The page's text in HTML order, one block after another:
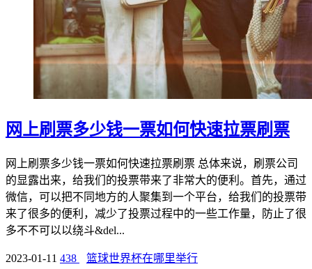
网上刷票多少钱一票如何快速拉票刷票
网上刷票多少钱一票如何快速拉票刷票 总体来说，刷票公司
的显露出来，给我们的投票带来了非常大的便利。首先，通过
微信，可以把不同地方的人聚集到一个平台，给我们的投票带
来了很多的便利，减少了投票过程中的一些工作量，防止了很
多不不可以以绕斗&del...
2023-01-11 438 篮球世界杯在哪里举行